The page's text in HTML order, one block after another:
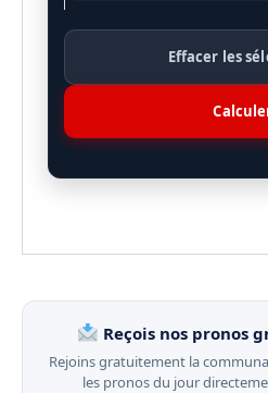
Effacer les
Reçois nos pronos
Rejoins gratuitement la
les pronos du jour